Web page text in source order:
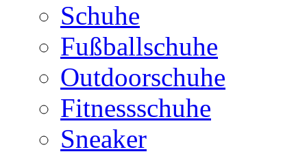
Schuhe
Fußballschuhe
Outdoorschuhe
Fitnessschuhe
Sneaker